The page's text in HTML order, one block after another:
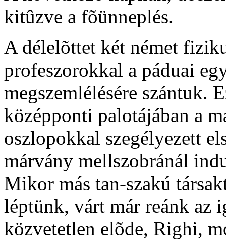
kitûzve a fõünneplés.
A délelõttet két német
profeszorokkal a páduai
megszemlélésére szántuk.
középponti palotájában a
oszlopokkal szegélyezett
márvány mellszobránál
Mikor más tan-szakú
léptünk, várt már reánk az
közvetetlen elõde, Righi,